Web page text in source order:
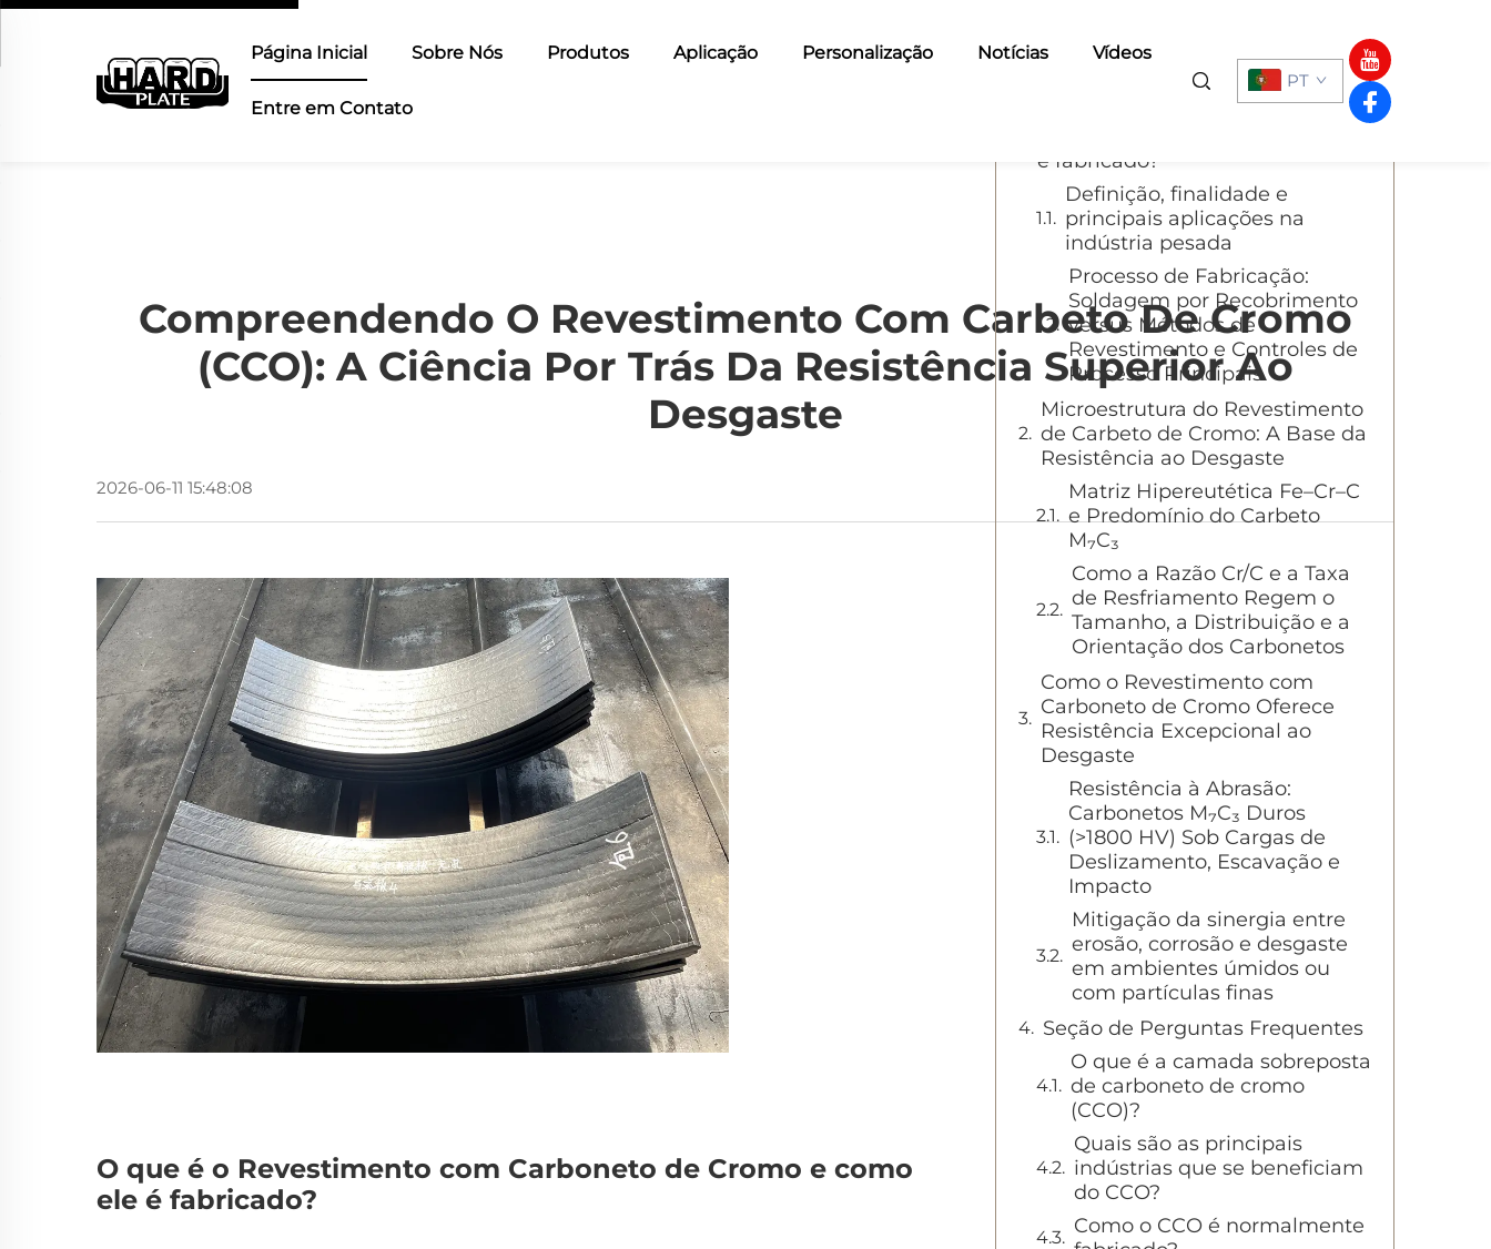
Página Inicial Sobre Nós Produtos Aplicação Personalização Notícias Vídeos
Entre em Contato
PT
Compreendendo O Revestimento Com Carbeto De Cromo
(CCO): A Ciência Por Trás Da Resistência Superior Ao
Desgaste
2026-06-11 15:48:08
O que é o Revestimento com Carboneto de Cromo e como
ele é fabricado?
Sumário
é fabricado?
Definição, finalidade e
principais aplicações na
indústria pesada
Processo de Fabricação:
Soldagem por Recobrimento
versus Métodos de
Revestimento e Controles de
Processo Principais
Microestrutura do Revestimento
de Carbeto de Cromo: A Base da
Resistência ao Desgaste
Matriz Hipereutética Fe–Cr–C
e Predomínio do Carbeto
M₇C₃
Como a Razão Cr/C e a Taxa
de Resfriamento Regem o
Tamanho, a Distribuição e a
Orientação dos Carbonetos
Como o Revestimento com
Carboneto de Cromo Oferece
Resistência Excepcional ao
Desgaste
Resistência à Abrasão:
Carbonetos M₇C₃ Duros
(>1800 HV) Sob Cargas de
Deslizamento, Escavação e
Impacto
Mitigação da sinergia entre
erosão, corrosão e desgaste
em ambientes úmidos ou
com partículas finas
Seção de Perguntas Frequentes
O que é a camada sobreposta
de carboneto de cromo
(CCO)?
Quais são as principais
indústrias que se beneficiam
do CCO?
Como o CCO é normalmente